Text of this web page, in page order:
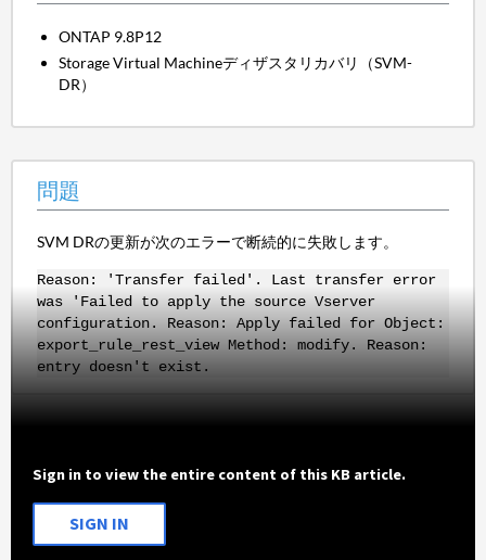
ONTAP 9.8P12
Storage Virtual Machineディザスタリカバリ（SVM-
DR）
問題
SVM DRの更新が次のエラーで断続的に失敗します。
Reason: 'Transfer failed'. Last transfer error
was 'Failed to apply the source Vserver
configuration. Reason: Apply failed for Object:
export_rule_rest_view Method: modify. Reason:
entry doesn't exist.
Sign in to view the entire content of this KB article.
SIGN IN